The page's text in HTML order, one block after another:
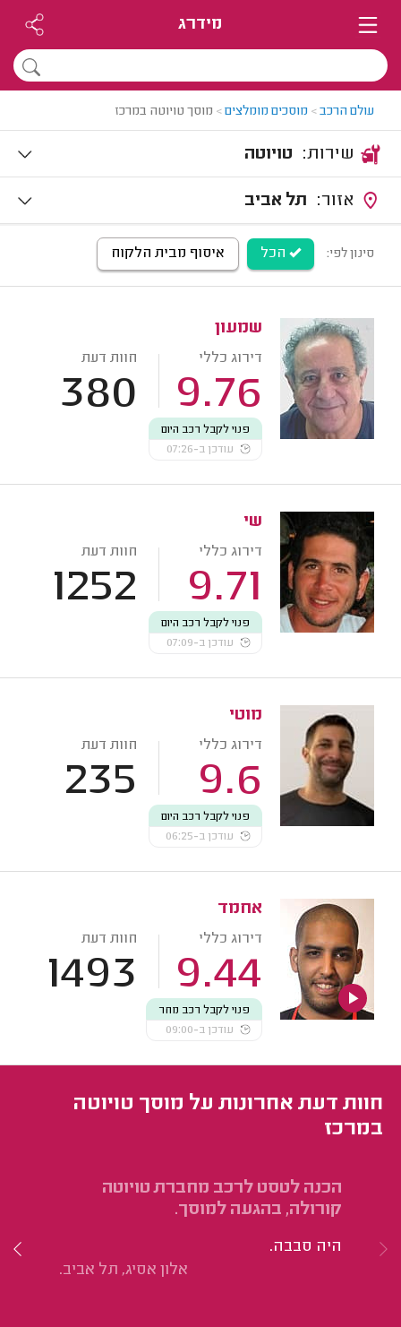
מידרג
עולם הרכב> מוסכים מומלצים> מוסך טויוטה במרכז
טויוטה
תל אביב
סינון לפי: הכל איסוף מבית הלקוח
שמעון
דירוג כללי
9.76
חוות דעת
380
פנוי לקבל רכב היום
עודכן ב-07:26
שי
דירוג כללי
9.71
חוות דעת
1252
פנוי לקבל רכב היום
עודכן ב-07:09
מוטי
דירוג כללי
9.6
חוות דעת
235
פנוי לקבל רכב היום
עודכן ב-06:25
אחמד
דירוג כללי
9.44
חוות דעת
1493
פנוי לקבל רכב מחר
עודכן ב-09:00
חוות דעת אחרונות על מוסך טויוטה
במרכז
הכנה לטסט לרכב מחברת טויוטה
קורולה, בהגעה למוסך.
היה סבבה.
אלון אסיג, תל אביב.